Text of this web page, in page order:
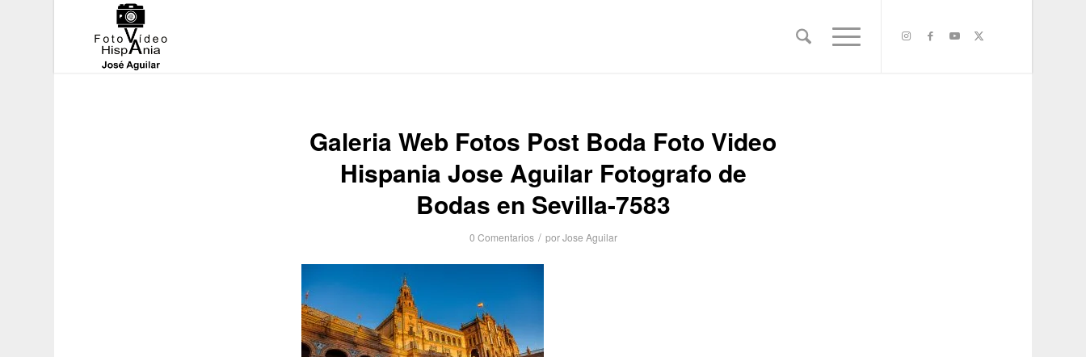
Galeria Web Fotos Post Boda Foto Video
Hispania Jose Aguilar Fotografo de
Bodas en Sevilla-7583
0 Comentarios / porJose Aguilar